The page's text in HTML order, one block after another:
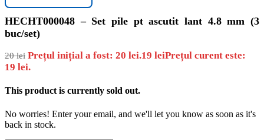
HECHT000048 – Set pile pt ascutit lant 4.8 mm (3
buc/set)
20lei Prețul inițial a fost: 20 lei.19 leiPrețul curent este:
19 lei.
This product is currently sold out.
No worries! Enter your email, and we'll let you know as soon as it's
back in stock.